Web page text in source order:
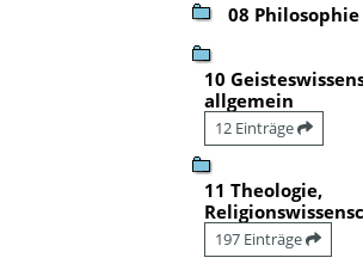
08 Philosophie
10
allgemein
12 Einträge
11 Theologie,
197 Einträge